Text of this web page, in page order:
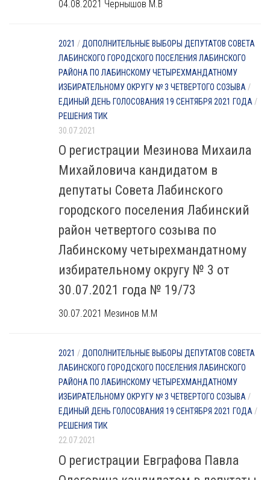
04.08.2021 Чернышов М.В
2021 / ДОПОЛНИТЕЛЬНЫЕ ВЫБОРЫ ДЕПУТАТОВ СОВЕТА
ЛАБИНСКОГО ГОРОДСКОГО ПОСЕЛЕНИЯ ЛАБИНСКОГО
РАЙОНА ПО ЛАБИНСКОМУ ЧЕТЫРЕХМАНДАТНОМУ
ИЗБИРАТЕЛЬНОМУ ОКРУГУ № 3 ЧЕТВЕРТОГО СОЗЫВА /
ЕДИНЫЙ ДЕНЬ ГОЛОСОВАНИЯ 19 СЕНТЯБРЯ 2021 ГОДА /
РЕШЕНИЯ ТИК
30.07.2021
О регистрации Мезинова Михаила
Михайловича кандидатом в
депутаты Совета Лабинского
городского поселения Лабинский
район четвертого созыва по
Лабинскому четырехмандатному
избирательному округу № 3 от
30.07.2021 года № 19/73
30.07.2021 Мезинов М.М
2021 /ДОПОЛНИТЕЛЬНЫЕ ВЫБОРЫ ДЕПУТАТОВ СОВЕТА
ЛАБИНСКОГО ГОРОДСКОГО ПОСЕЛЕНИЯ ЛАБИНСКОГО
РАЙОНА ПО ЛАБИНСКОМУ ЧЕТЫРЕХМАНДАТНОМУ
ИЗБИРАТЕЛЬНОМУ ОКРУГУ № 3 ЧЕТВЕРТОГО СОЗЫВА/
ЕДИНЫЙ ДЕНЬ ГОЛОСОВАНИЯ 19 СЕНТЯБРЯ 2021 ГОДА/
РЕШЕНИЯ ТИК
22.07.2021
О регистрации Евграфова Павла